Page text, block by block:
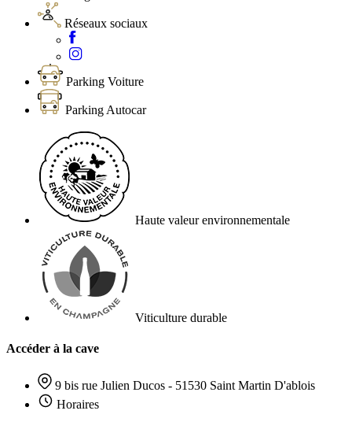
Réseaux sociaux
Parking Voiture
Parking Autocar
Haute valeur environnementale
Viticulture durable
Accéder à la cave
9 bis rue Julien Ducos - 51530 Saint Martin D'ablois
Horaires